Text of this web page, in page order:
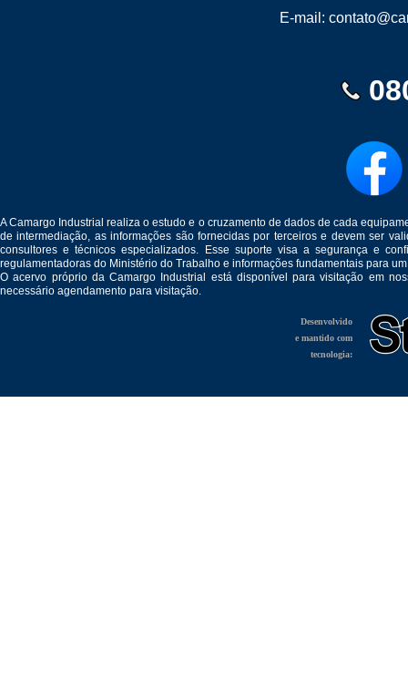
E-mail:
A Camargo Industrial realiza o estudo e o cruzamento de dados de cada
de intermediação, as informações são fornecidas por terceiros e devem ser
consultores e técnicos especializados. Esse suporte visa a segurança e
regulamentadoras do Ministério do Trabalho e informações fundamentais para
O acervo próprio da Camargo Industrial está disponível para visitação em
necessário agendamento para visitação.
Desenvolvido
e mantido com
tecnologia: